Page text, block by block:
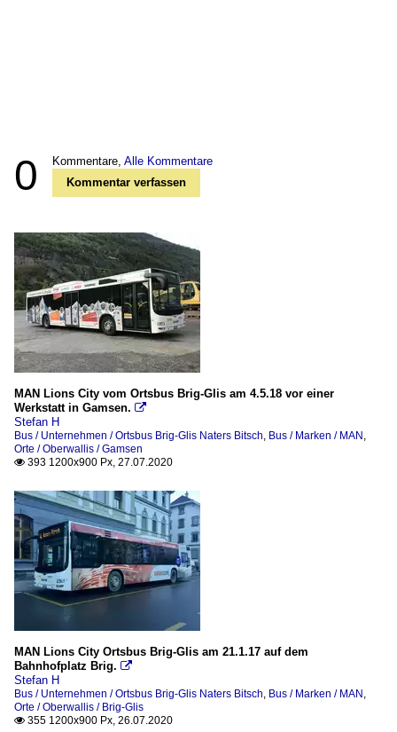
0 Kommentare, Alle Kommentare
Kommentar verfassen
MAN Lions City vom Ortsbus Brig-Glis am 4.5.18 vor einer
Werkstatt in Gamsen. 
Stefan H
Bus / Unternehmen / Ortsbus Brig-Glis Naters Bitsch, Bus / Marken / MAN ,
Orte / Oberwallis / Gamsen
 393 1200x900 Px, 27.07.2020
MAN Lions City Ortsbus Brig-Glis am 21.1.17 auf dem
Bahnhofplatz Brig. 
Stefan H
Bus / Unternehmen / Ortsbus Brig-Glis Naters Bitsch, Bus / Marken / MAN ,
Orte / Oberwallis / Brig-Glis
 355 1200x900 Px, 26.07.2020